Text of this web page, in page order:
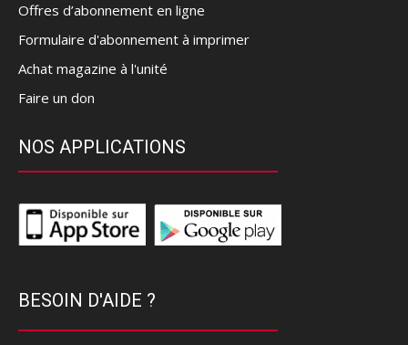
Offres d’abonnement en ligne
Formulaire d'abonnement à imprimer
Achat magazine à l'unité
Faire un don
NOS APPLICATIONS
BESOIN D'AIDE ?